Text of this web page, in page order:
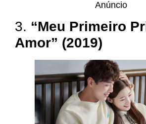
Anúncio
3. “Meu Primeiro
Amor” (2019)